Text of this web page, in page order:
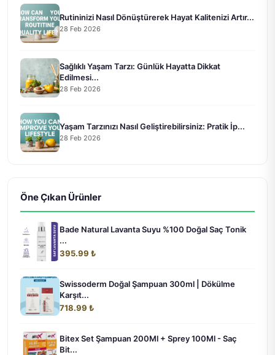
Rutininizi Nasıl Dönüştürerek Hayat Kalitenizi Artır...
28 Feb 2026
Sağlıklı Yaşam Tarzı: Günlük Hayatta Dikkat
Edilmesi...
28 Feb 2026
Yaşam Tarzınızı Nasıl Geliştirebilirsiniz: Pratik İp...
28 Feb 2026
Öne Çıkan Ürünler
Bade Natural Lavanta Suyu %100 Doğal Saç Tonik
...
395.99 ₺
Swissoderm Doğal Şampuan 300ml | Dökülme
Karşıt...
718.99 ₺
Bitex Set Şampuan 200Ml + Sprey 100Ml - Saç
Bit...